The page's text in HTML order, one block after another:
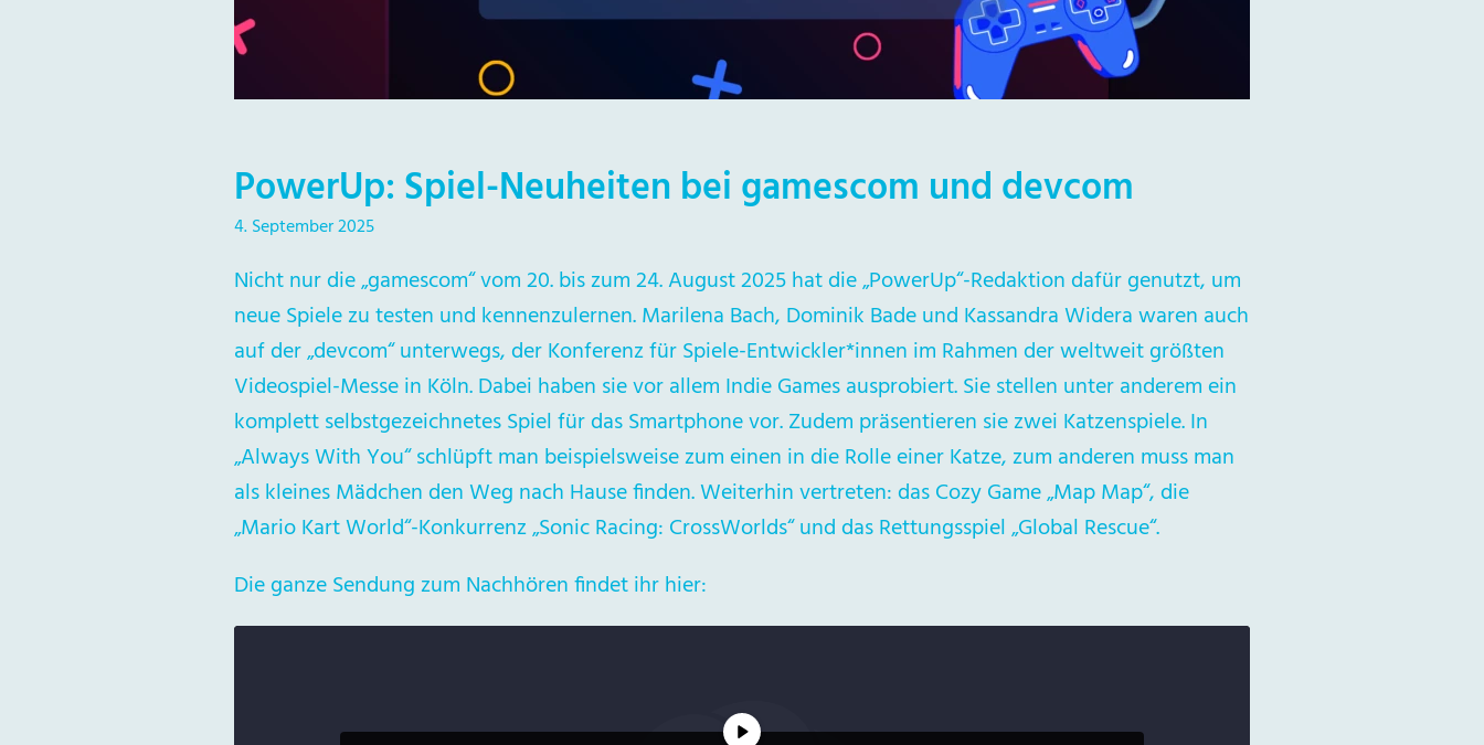
PowerUp: Spiel-Neuheiten bei gamescom und devcom
4. September 2025
Nicht nur die „gamescom“ vom 20. bis zum 24. August 2025 hat die „PowerUp“-Redaktion dafür genutzt, um
neue Spiele zu testen und kennenzulernen. Marilena Bach, Dominik Bade und Kassandra Widera waren auch
auf der „devcom“ unterwegs, der Konferenz für Spiele-Entwickler*innen im Rahmen der weltweit größten
Videospiel-Messe in Köln. Dabei haben sie vor allem Indie Games ausprobiert. Sie stellen unter anderem ein
komplett selbstgezeichnetes Spiel für das Smartphone vor. Zudem präsentieren sie zwei Katzenspiele. In
„Always With You“ schlüpft man beispielsweise zum einen in die Rolle einer Katze, zum anderen muss man
als kleines Mädchen den Weg nach Hause finden. Weiterhin vertreten: das Cozy Game „Map Map“, die
„Mario Kart World“-Konkurrenz „Sonic Racing: CrossWorlds“ und das Rettungsspiel „Global Rescue“.
Die ganze Sendung zum Nachhören findet ihr hier: